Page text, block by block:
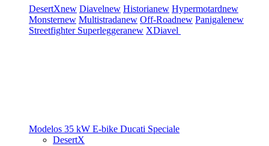
DesertXnew Diavelnew Historianew Hypermotardnew
Monsternew Multistradanew Off-Roadnew Panigalenew
Streetfighter Superleggeranew XDiavel
Modelos 35 kW E-bike Ducati Speciale
DesertX